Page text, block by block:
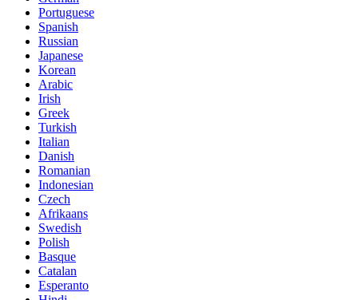
Portuguese
Spanish
Russian
Japanese
Korean
Arabic
Irish
Greek
Turkish
Italian
Danish
Romanian
Indonesian
Czech
Afrikaans
Swedish
Polish
Basque
Catalan
Esperanto